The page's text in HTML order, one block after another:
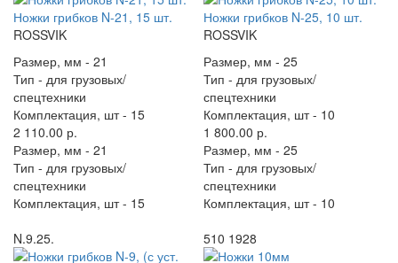
Ножки грибков N-21, 15 шт.
ROSSVIK
Размер, мм - 21
Тип - для грузовых/
спецтехники
Комплектация, шт - 15
2 110.00 р.
Размер, мм - 21
Тип - для грузовых/
спецтехники
Комплектация, шт - 15
Ножки грибков N-25, 10 шт.
ROSSVIK
Размер, мм - 25
Тип - для грузовых/
спецтехники
Комплектация, шт - 10
1 800.00 р.
Размер, мм - 25
Тип - для грузовых/
спецтехники
Комплектация, шт - 10
N.9.25.
510 1928